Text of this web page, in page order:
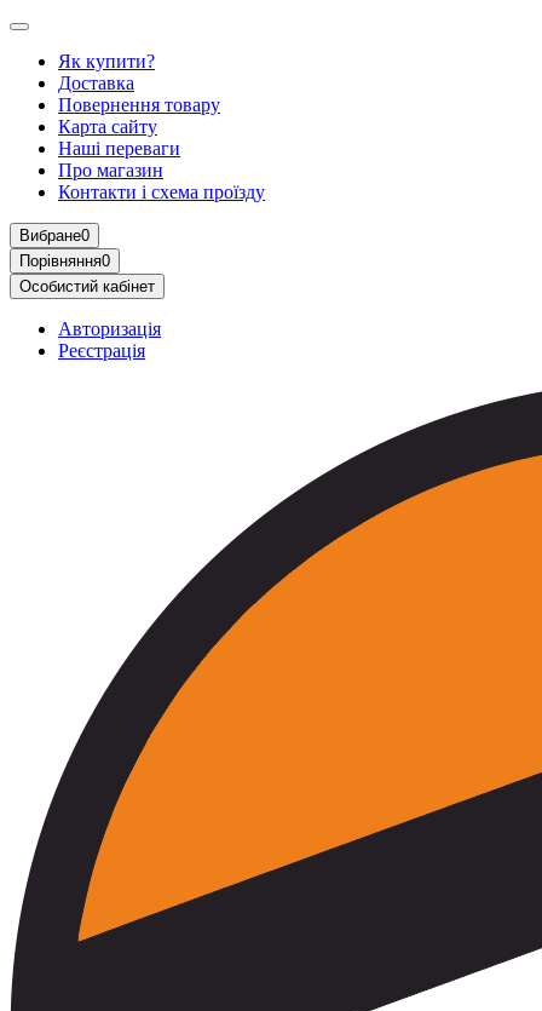
Як купити?
Доставка
Повернення товару
Карта сайту
Наші переваги
Про магазин
Контакти і схема проїзду
Вибране0
Порівняння0
Особистий кабінет
Авторизація
Реєстрація